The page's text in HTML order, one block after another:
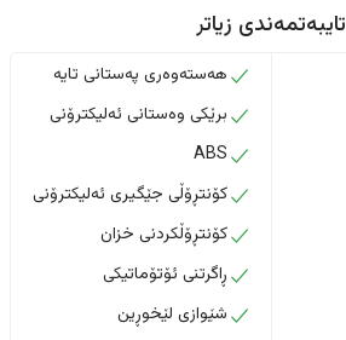
تایبەتمەندی زیاتر
هەستەوەری پەستانی تایە
برێکی وەستانی ئەلیکترۆنی
ABS
کۆنتڕۆڵی جێگیری ئەلیکترۆنی
کۆنتڕۆڵکردنی خزان
ڕاگرتنی ئۆتۆماتیکی
شێوازی لێخوڕین